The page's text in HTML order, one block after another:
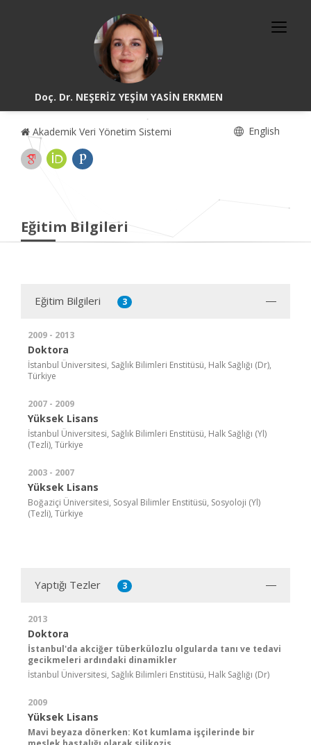
Doç. Dr. NEŞERİZ YEŞİM YASİN ERKMEN
Akademik Veri Yönetim Sistemi English
Eğitim Bilgileri
Eğitim Bilgileri 3
2009 - 2013
Doktora
İstanbul Üniversitesi, Sağlık Bilimleri Enstitüsü, Halk Sağlığı (Dr),
Türkiye
2007 - 2009
Yüksek Lisans
İstanbul Üniversitesi, Sağlık Bilimleri Enstitüsü, Halk Sağlığı (Yl)
(Tezli), Türkiye
2003 - 2007
Yüksek Lisans
Boğaziçi Üniversitesi, Sosyal Bilimler Enstitüsü, Sosyoloji (Yl)
(Tezli), Türkiye
Yaptığı Tezler 3
2013
Doktora
İstanbul'da akciğer tüberkülozlu olgularda tanı ve tedavi
gecikmeleri ardındaki dinamikler
İstanbul Üniversitesi, Sağlık Bilimleri Enstitüsü, Halk Sağlığı (Dr)
2009
Yüksek Lisans
Mavi beyaza dönerken: Kot kumlama işçilerinde bir